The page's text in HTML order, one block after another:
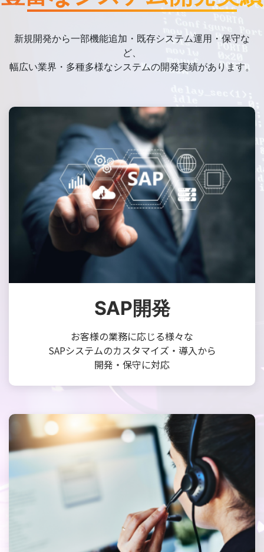
新規開発から一部機能追加・既存システム運用・保守な
ど、
幅広い業界・多種多様なシステムの開発実績があります。
SAP開発
お客様の業務に応じる様々な
SAPシステムのカスタマイズ・導入から
開発・保守に対応